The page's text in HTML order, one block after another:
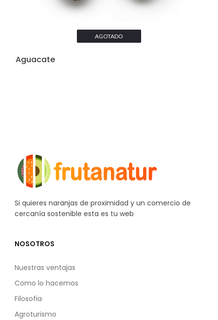
AGOTADO
Aguacate
Si quieres naranjas de proximidad y un comercio de
cercanía sostenible esta es tu web
NOSOTROS
Nuestras ventajas
Como lo hacemos
Filosofia
Agroturismo